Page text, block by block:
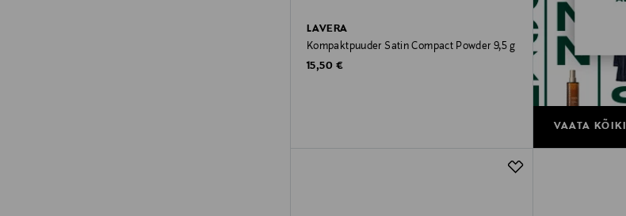
LAVERA
Kompaktpuuder Satin Compact Powder 9,5 g
Original Price
15,50 €
VAATA KÕIKI